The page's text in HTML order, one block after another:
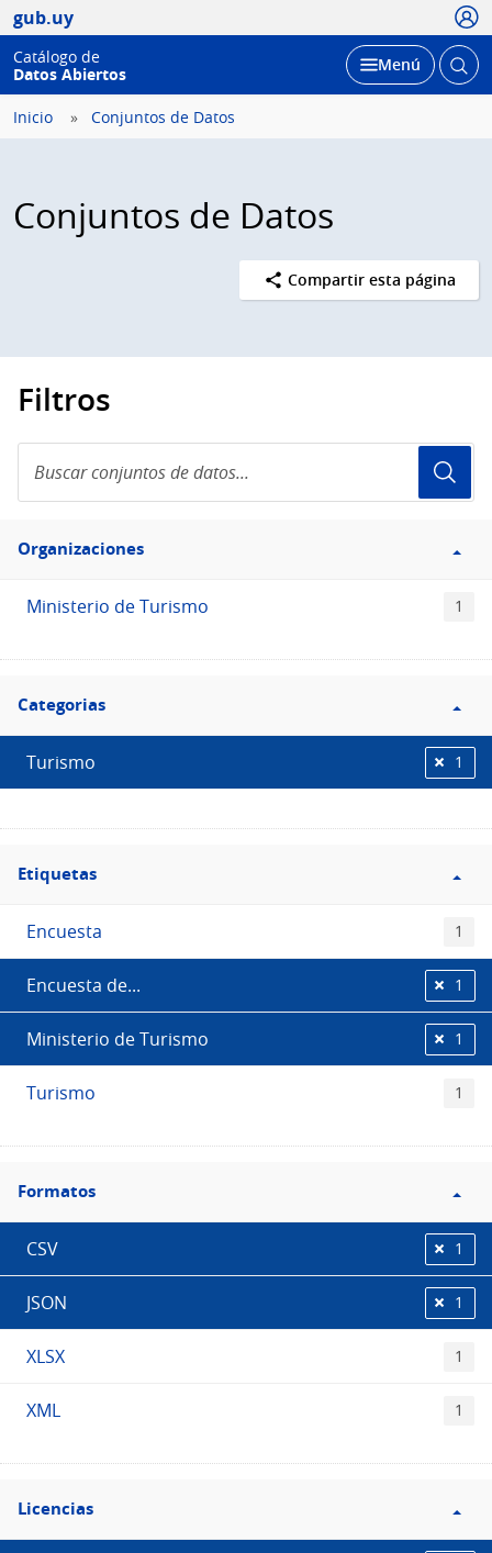
gub.uy
Catálogo de
Datos Abiertos
Desplegar
Menú Abrir
Inicio Conjuntos de Datos
Conjuntos de Datos
Compartir esta página
Filtros
conjuntos
de
Filtro
Organizaciones
Organizaciones
Ministerio de Turismo 1
Filtro
Categorias
Categorias
Turismo 1
Filtro
Etiquetas
Etiquetas
Encuesta 1
Encuesta de... 1
Ministerio de Turismo 1
Turismo 1
Filtro
Formatos
Formatos
CSV 1
JSON 1
XLSX 1
XML 1
Filtro
Licencias
Licencias